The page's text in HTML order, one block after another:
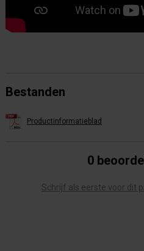
Bestanden
Productinformatieblad
0
Schrijf als eerste voor dit